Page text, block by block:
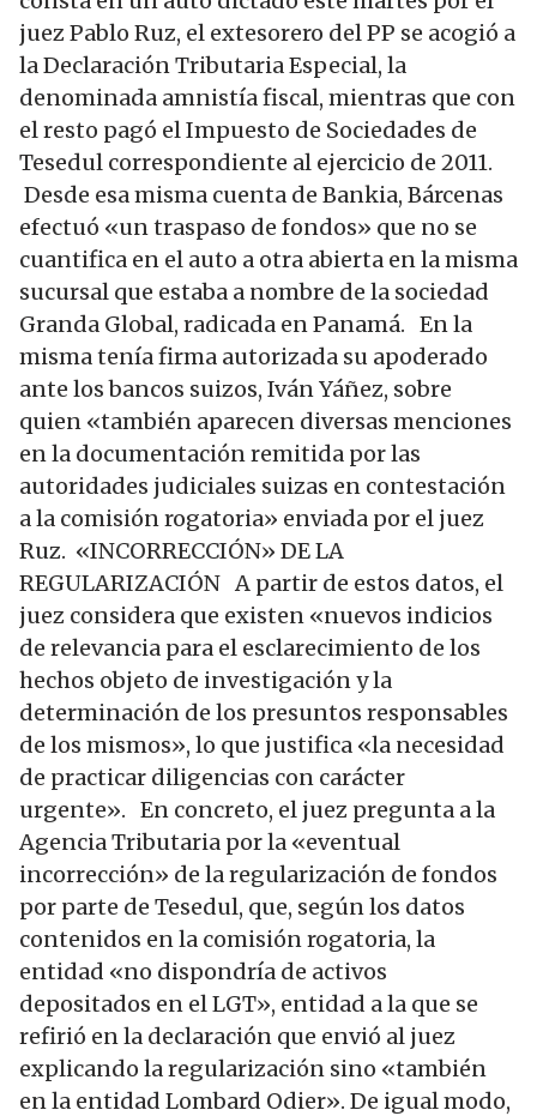
juez Pablo Ruz, el extesorero del PP se acogió a
la Declaración Tributaria Especial, la
denominada amnistía fiscal, mientras que con
el resto pagó el Impuesto de Sociedades de
Tesedul correspondiente al ejercicio de 2011.
Desde esa misma cuenta de Bankia, Bárcenas
efectuó «un traspaso de fondos» que no se
cuantifica en el auto a otra abierta en la misma
sucursal que estaba a nombre de la sociedad
Granda Global, radicada en Panamá. En la
misma tenía firma autorizada su apoderado
ante los bancos suizos, Iván Yáñez, sobre
quien «también aparecen diversas menciones
en la documentación remitida por las
autoridades judiciales suizas en contestación
a la comisión rogatoria» enviada por el juez
Ruz. «INCORRECCIÓN» DE LA
REGULARIZACIÓN A partir de estos datos, el
juez considera que existen «nuevos indicios
de relevancia para el esclarecimiento de los
hechos objeto de investigación y la
determinación de los presuntos responsables
de los mismos», lo que justifica «la necesidad
de practicar diligencias con carácter
urgente». En concreto, el juez pregunta a la
Agencia Tributaria por la «eventual
incorrección» de la regularización de fondos
por parte de Tesedul, que, según los datos
contenidos en la comisión rogatoria, la
entidad «no dispondría de activos
depositados en el LGT», entidad a la que se
refirió en la declaración que envió al juez
explicando la regularización sino «también
en la entidad Lombard Odier». De igual modo,